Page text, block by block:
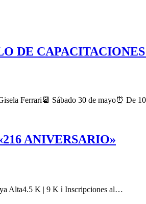
DE
Ferrari📆 Sábado 30 de mayo⏰️ De
ANIVERSARIO»
Alta4.5 K | 9 K ℹ️ Inscripciones al…